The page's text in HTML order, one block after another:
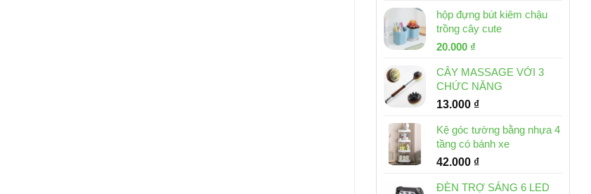
hộp đựng bút kiêm chậu
trồng cây cute
Giá
là:
30.000 ₫.
20.000 ₫
tại
là:
20.000 ₫.
CÂY MASSAGE VỚI 3
CHỨC NĂNG
13.000 ₫
Kệ góc tường bằng nhựa 4
tầng có bánh xe
42.000 ₫
ĐÈN TRỢ SÁNG 6 LED